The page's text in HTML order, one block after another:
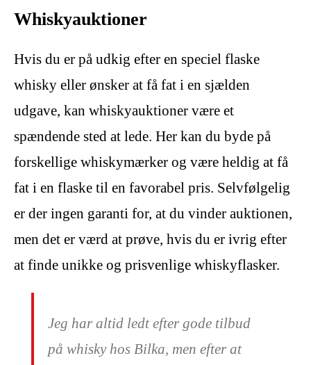
Whiskyauktioner
Hvis du er på udkig efter en speciel flaske
whisky eller ønsker at få fat i en sjælden
udgave, kan whiskyauktioner være et
spændende sted at lede. Her kan du byde på
forskellige whiskymærker og være heldig at få
fat i en flaske til en favorabel pris. Selvfølgelig
er der ingen garanti for, at du vinder auktionen,
men det er værd at prøve, hvis du er ivrig efter
at finde unikke og prisvenlige whiskyflasker.
Jeg har altid ledt efter gode tilbud
på whisky hos Bilka, men efter at